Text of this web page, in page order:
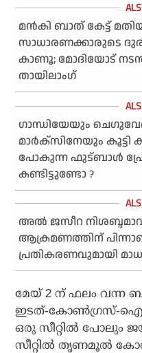
മന്‍കി ബാത് കേട്ട്
സാധാരണക്കാരുടെ
കാണൂ; മോദിയോട്
തായിലാംഗ്
ഗാന്ധിയേയും
മാര്‍ക്‌സിനേയും കൂട്ടി
പോകുന്ന ഫുട്ബാള്‍
കണ്ടിട്ടുണ്ടോ ?
അല്‍ ജസീറ
ആക്രമണത്തിന്
പ്രതികരണവുമായി
മേയ് 2 ന് ഫലം വന്ന
ഇടത്-കോണ്‍ഗ്രസ്-
ഒരു സീറ്റില്‍ പോലും
സീറ്റില്‍ തൃണമൂല്‍